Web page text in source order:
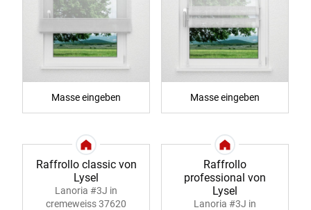
Masse eingeben Masse eingeben
Raffrollo classic von
Lysel
Lanoria #3J in
cremeweiss 37620
Raffrollo
professional von
Lysel
Lanoria #3J in